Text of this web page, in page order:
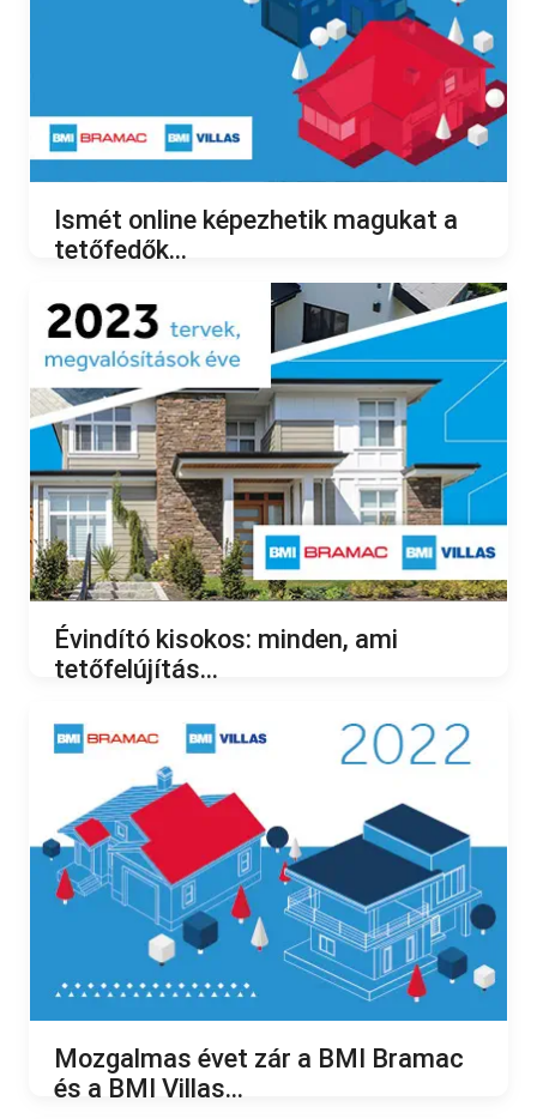
Ismét online képezhetik magukat a
tetőfedők...
2023.02.09.
Évindító kisokos: minden, ami
tetőfelújítás...
2023.01.17.
Mozgalmas évet zár a BMI Bramac
és a BMI Villas...